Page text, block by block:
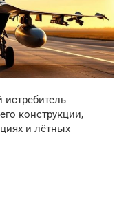
конструкции,
и лётных